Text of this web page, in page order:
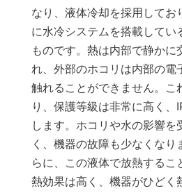
なり、液体冷却を採用してお
に水冷システムを搭載してい
ものです。熱は内部で静かに
れ、外部のホコリは内部の電
触れることができません。こ
り、保護等級は非常に高く、
します。ホコリや水の影響を
く、機器の故障も少なくなり
らに、この液体で放熱するこ
熱効果は高く、機器がひどく